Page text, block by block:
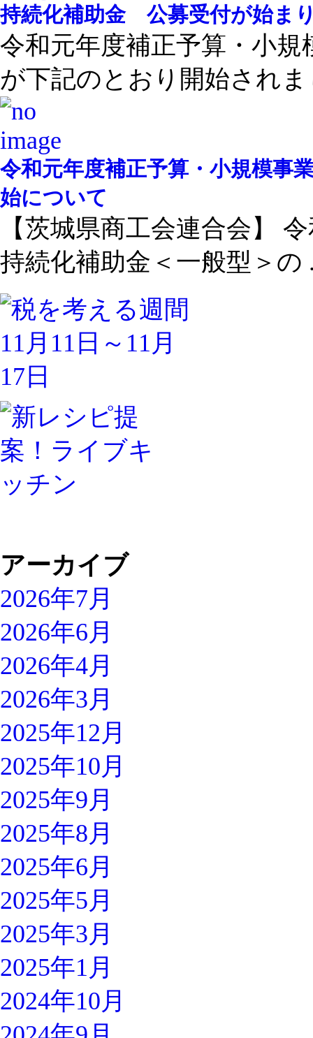
持続化補助金 公募受付が始ま
令和元年度補正予算・小
が下記のとおり開始されま
令和元年度補正予算・小規模事
始について
【茨城県商工会連合会】
持続化補助金＜一般型＞の
アーカイブ
2026年7月
2026年6月
2026年4月
2026年3月
2025年12月
2025年10月
2025年9月
2025年8月
2025年6月
2025年5月
2025年3月
2025年1月
2024年10月